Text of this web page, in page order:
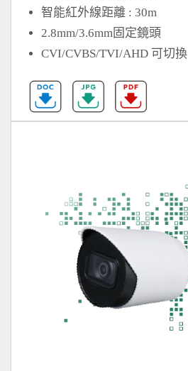
智能紅外線距離 : 30m
2.8mm/3.6mm固定鏡頭
CVI/CVBS/TVI/AHD 可切換